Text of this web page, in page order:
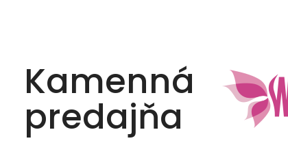
Kamenná
predajňa